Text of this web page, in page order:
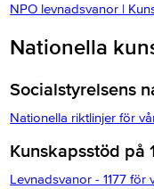
NPO levnadsvanor |
Nationella
Socialstyrelsens
Nationella riktlinjer för
Kunskapsstöd på
Levnadsvanor - 1177 för